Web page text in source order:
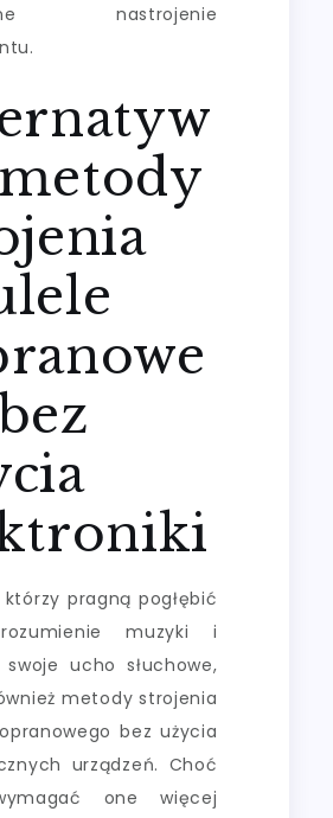
nastrojenie
pragną pogłębić
muzyki i
swoje ucho słuchowe,
metody strojenia
bez użycia
urządzeń. Choć
one więcej